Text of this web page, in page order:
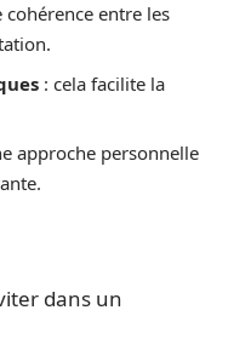
entre les
: cela facilite la
approche personnelle
dans un